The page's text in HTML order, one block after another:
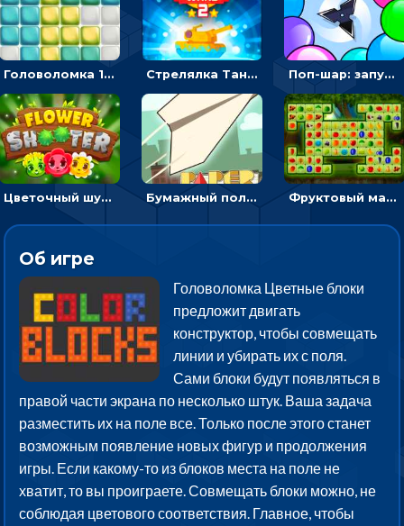
Головоломка 10х10 Стрелялка Танковые войны: бить по танку врага, чтобы уничтожить зло Поп-шар: запускать колючку, чтобы лопать воздушные шарики
Цветочный шутер: стрелять пчелками по цветам Бумажный полет: бросай самолетик и собери бонусы Фруктовый маджонг - найти одинаковые плитки головоломки
Об игре
Головоломка Цветные блоки
предложит двигать
конструктор, чтобы совмещать
линии и убирать их с поля.
Сами блоки будут появляться в
правой части экрана по несколько штук. Ваша задача
разместить их на поле все. Только после этого станет
возможным появление новых фигур и продолжения
игры. Если какому-то из блоков места на поле не
хватит, то вы проиграете. Совмещать блоки можно, не
соблюдая цветового соответствия. Главное, чтобы